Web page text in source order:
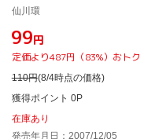
仙川環
¥99円
定価より487円（83%）おトク
110円(8/4時点の価格)
獲得ポイント 0P
在庫あり
発売年月日：2007/12/05